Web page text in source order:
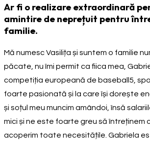
Ar fi o realizare extraordinară
amintire de neprețuit pentru
familie.
Mă numesc Vasilița și suntem o familie
păcate, nu îmi permit ca fiica mea,
competiția europeană de baseball5,
foarte pasionată și la care își dorește
și soțul meu muncim amândoi, însă
mici și ne este foarte greu să întreținem
acoperim toate necesitățile. Gabriela